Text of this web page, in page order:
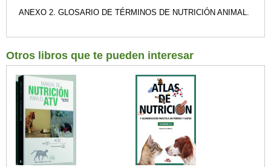
ANEXO 2. GLOSARIO DE TÉRMINOS DE NUTRICIÓN ANIMAL.
Otros libros que te pueden interesar